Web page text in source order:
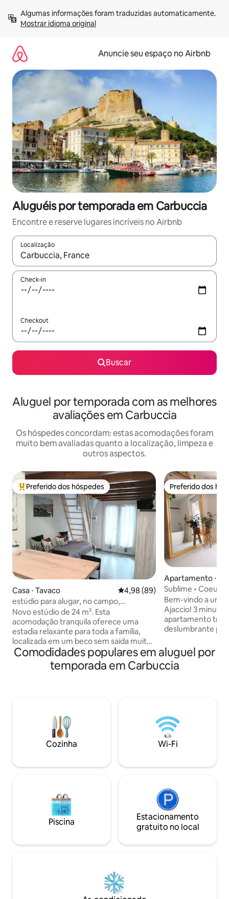
para
Mostrar idioma original
Anuncie seu espaço no Airbnb
Aluguéis por temporada em Carbuccia
Encontre e reserve lugares incríveis no Airbnb
Localização
Quando os resultados estiverem disponíveis, explore-os
Check-in
Checkout
Buscar
Aluguel por temporada com as melhores
avaliações em Carbuccia
Os hóspedes concordam: estas acomodações foram
muito bem avaliadas quanto a localização, limpeza e
outros aspectos.
Entre os melhores preferidos dos hóspedes
Preferido dos hóspedes
Casa ⋅ Tavaco 4,98 de uma avaliação média
4,98 (89)
estúdio para alugar, no campo,
totalmente novo
Novo estúdio de 24 m². Esta
acomodação tranquila oferece uma
estadia relaxante para toda a família,
localizada em um beco sem saída muito
tranquilo entre a terra e o mar, a 15
minutos das praias, a 20 minutos de
Accrobranche de vero ,da montanha e a
5 minutos do rio. Seu estilo descontraído
e área de superfície o tornam muito
agradável de se viver.
Preferido dos
Preferido dos
Apartamento ⋅
Sublime • Coeur
e Sauna
Bem-vindo a um
Ajaccio! 3 minutos das praias: belo
apartamento
deslumbrante
mesa de
premium,
garantido! A localização perfeita para
próximos:
sem estresse,
cidade. ⠀
Comodidades populares em aluguel por
temporada em Carbuccia
Cozinha Wi-Fi
Piscina
Estacionamento
gratuito no local